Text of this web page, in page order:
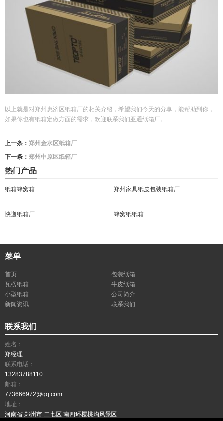
以上就是对郑州惠济区纸箱厂的相关介绍，希望我们今天的分享，能帮助到你，
如果你也有纸箱定做方面的需求，欢迎联系我们亚通纸箱厂。
上一条： 郑州金水区纸箱厂
下一条： 郑州中原区纸箱厂
热门产品
纸箱蜂窝箱 郑州家具纸皮包装纸箱厂
快递纸箱厂 蜂窝纸纸箱
菜单
首页
包装纸箱
瓦楞纸箱
牛皮纸箱
小型纸箱
公司简介
新闻资讯
联系我们
联系我们
姓名：
郑经理
联系电话：
13283788110
邮箱：
773666972@qq.com
地址：
河南省 郑州市 二七区 南四环樱桃沟风景区